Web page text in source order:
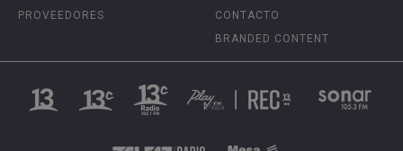
PROVEEDORES
CONTACTO
BRANDED CONTENT